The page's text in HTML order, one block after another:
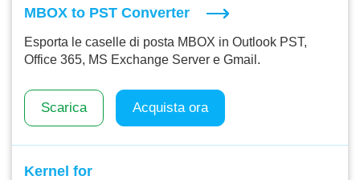
MBOX to PST Converter
Esporta le caselle di posta MBOX in Outlook PST,
Office 365, MS Exchange Server e Gmail.
Scarica Acquista ora
Kernel for